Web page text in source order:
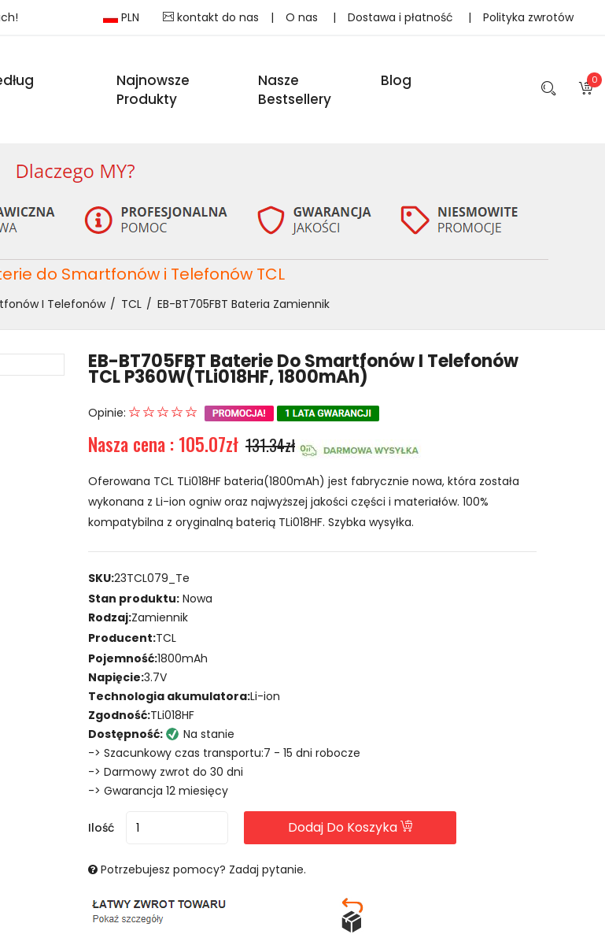
PLN kontakt do nas | O nas | Dostawa i płatność | Polityka zwrotów
Najnowsze
Produkty
Nasze
Bestsellery
Blog 0
do Smartfonów i Telefonów TCL
I Telefonów TCL EB-BT705FBT Bateria Zamiennik
EB-BT705FBT Baterie Do Smartfonów I Telefonów
TCL P360W(TLi018HF, 1800mAh)
Opinie:
Nasza cena : 105.07zł 131.34zł
Oferowana TCL TLi018HF bateria(1800mAh) jest fabrycznie nowa, która została
wykonana z Li-ion ogniw oraz najwyższej jakości części i materiałów. 100%
kompatybilna z oryginalną baterią TLi018HF. Szybka wysyłka.
SKU:23TCL079_Te
Stan produktu: Nowa
Rodzaj:Zamiennik
Producent:TCL
Pojemność:1800mAh
Napięcie:3.7V
Technologia akumulatora:Li-ion
Zgodność:TLi018HF
Dostępność:
Na stanie
-> Szacunkowy czas transportu:7 - 15 dni robocze
-> Darmowy zwrot do 30 dni
-> Gwarancja 12 miesięcy
Ilość Dodaj Do Koszyka
Potrzebujesz pomocy? Zadaj pytanie.